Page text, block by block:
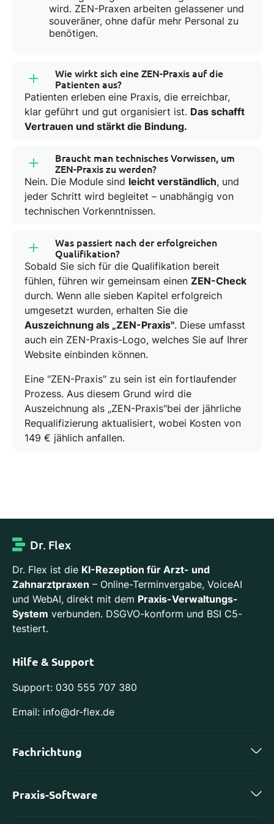
wird. ZEN-Praxen arbeiten gelassener und
souveräner, ohne dafür mehr Personal zu
benötigen.
Wie wirkt sich eine ZEN-Praxis auf die
Patienten aus?
Patienten erleben eine Praxis, die erreichbar,
klar geführt und gut organisiert ist. Das schafft
Vertrauen und stärkt die Bindung.
Braucht man technisches Vorwissen, um
ZEN-Praxis zu werden?
Nein. Die Module sind leicht verständlich, und
jeder Schritt wird begleitet – unabhängig von
technischen Vorkenntnissen.
Was passiert nach der erfolgreichen
Qualifikation?
Sobald Sie sich für die Qualifikation bereit
fühlen, führen wir gemeinsam einen ZEN-Check
durch. Wenn alle sieben Kapitel erfolgreich
umgesetzt wurden, erhalten Sie die
Auszeichnung als „ZEN-Praxis". Diese umfasst
auch ein ZEN-Praxis-Logo, welches Sie auf Ihrer
Website einbinden können.
Eine "ZEN-Praxis" zu sein ist ein fortlaufender
Prozess. Aus diesem Grund wird die
Auszeichnung als „ZEN-Praxis"bei der jährliche
Requalifizierung aktualisiert, wobei Kosten von
149 € jählich anfallen.
Dr. Flex
Dr. Flex ist die KI-Rezeption für Arzt- und
Zahnarztpraxen – Online-Terminvergabe, VoiceAI
und WebAI, direkt mit dem Praxis-Verwaltungs-
System verbunden. DSGVO-konform und BSI C5-
testiert.
Hilfe & Support
Support: 030 555 707 380
Email: info@dr-flex.de
Fachrichtung
Praxis-Software